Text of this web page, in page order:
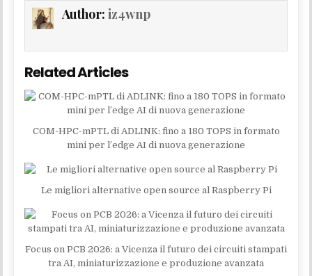
Author:iz4wnp
Related Articles
COM-HPC-mPTL di ADLINK: fino a 180 TOPS in formato
mini per l’edge AI di nuova generazione
Le migliori alternative open source al Raspberry Pi
Focus on PCB 2026: a Vicenza il futuro dei circuiti stampati
tra AI, miniaturizzazione e produzione avanzata